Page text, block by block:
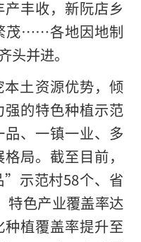
丰收，新阮店乡
茂……各地因地制
头并进。
土资源优势，倾
的特色种植示范
、一镇一业、多
局。截至目前，
示范村58个、省
特色产业覆盖率达
植覆盖率提升至